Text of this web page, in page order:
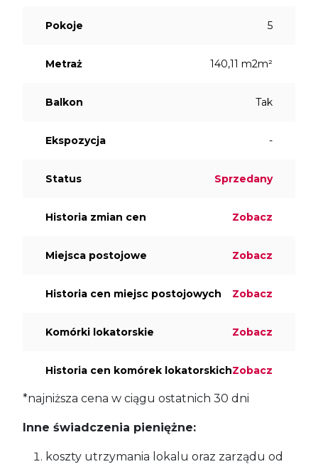
Pokoje 5
Metraż 140,11 m2m²
Balkon Tak
Ekspozycja -
Status Sprzedany
Historia zmian cen Zobacz
Miejsca postojowe Zobacz
Historia cen miejsc postojowych Zobacz
Komórki lokatorskie Zobacz
Historia cen komórek lokatorskichZobacz
*najniższa cena w ciągu ostatnich 30 dni
Inne świadczenia pieniężne:
koszty utrzymania lokalu oraz zarządu od